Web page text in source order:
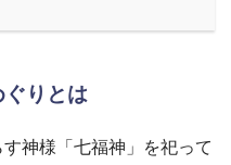
りとは
神様「七福神」を祀って